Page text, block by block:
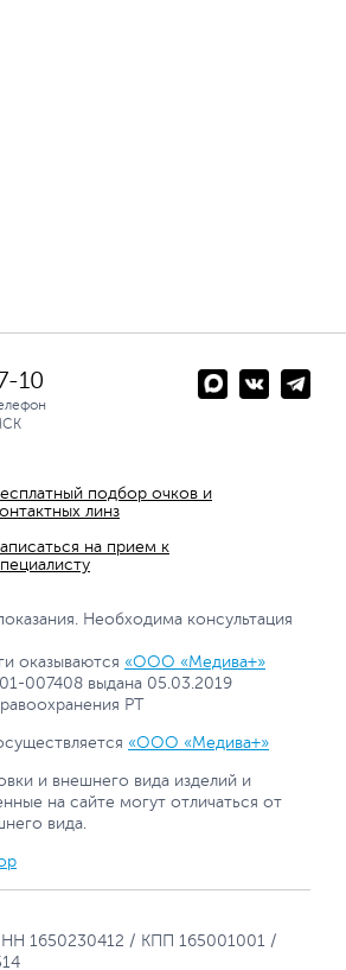
10
подбор очков и
линз
на прием к
Необходима консультация
оказываются «ООО «Медива+»
007408 выдана 05.03.2019
РТ
«ООО «Медива+»
и внешнего вида изделий и
на сайте могут отличаться от
вида.
1650230412 / КПП 165001001 /